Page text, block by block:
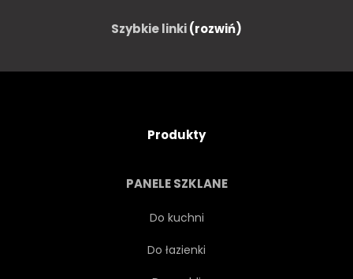
WEKTOR ILUSTRACJA
KONKURENCJA
Szybkie linki(rozwiń)
Produkty
PANELE SZKLANE
Do kuchni
Do łazienki